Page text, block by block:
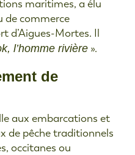
maritimes, a élu
de commerce
d’Aigues-Mortes. Il
l’homme rivière ».
de
aux embarcations et
de pêche traditionnels
occitanes ou